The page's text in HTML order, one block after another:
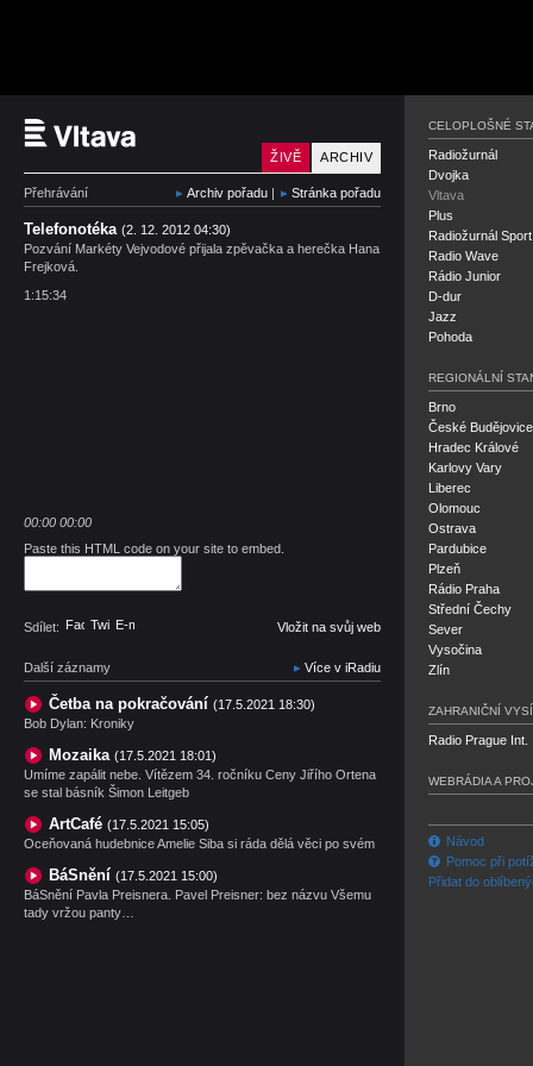
Český rozhlas Vltava
ARCHIV
ŽIVĚ
Přehrávání Archiv pořadu | Stránka pořadu
Telefonotéka (2. 12. 2012 04:30)
Pozvání Markéty Vejvodové přijala zpěvačka a herečka Hana
Frejková.
1:15:34
00:00 00:00
Paste this HTML code on your site to embed.
Sdílet: Facebook
TwitterE-mail Vložit na svůj web
Další záznamy Více v iRadiu
Četba na pokračování (17.5.2021 18:30)
Bob Dylan: Kroniky
Mozaika (17.5.2021 18:01)
Umíme zapálit nebe. Vítězem 34. ročníku Ceny Jiřího Ortena
se stal básník Šimon Leitgeb
ArtCafé (17.5.2021 15:05)
Oceňovaná hudebnice Amelie Siba si ráda dělá věci po svém
BáSnění (17.5.2021 15:00)
BáSnění Pavla Preisnera. Pavel Preisner: bez názvu Všemu
tady vržou panty…
CELOPLOŠNÉ
Radiožurnál
Dvojka
Vltava
Plus
Radiožurnál Sport
Radio Wave
Rádio Junior
D-dur
Jazz
Pohoda
REGIONÁLNÍ
Brno
České Budějovice
Hradec Králové
Karlovy Vary
Liberec
Olomouc
Ostrava
Pardubice
Plzeň
Rádio Praha
Střední Čechy
Sever
Vysočina
Zlín
ZAHRANIČNÍ
Radio Prague Int.
WEBRÁDIA A
Návod
Pomoc při
Přidat do